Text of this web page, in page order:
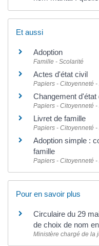
Et aussi
Adoption
Famille - Scolarité
Actes d'état civil
Papiers - Citoyenneté
Changement d'état
Papiers - Citoyenneté
Livret de famille
Papiers - Citoyenneté
Adoption simple :
famille
Papiers - Citoyenneté
Pour en savoir plus
Circulaire du 29
de choix de nom
Ministère chargé de la